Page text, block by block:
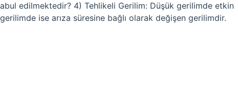
edilmektedir? 4) Tehlikeli Gerilim: Düşük gerilimde etkin
ise arıza süresine bağlı olarak değişen gerilimdir.